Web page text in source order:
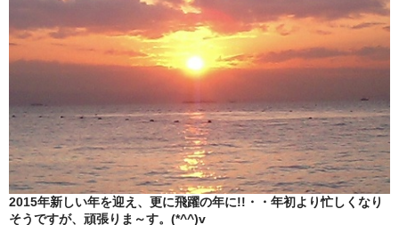
刺身セット
身欠き
その他ふぐセット
特定商取引法に基づく表示
2015年新しい年を迎え、更に飛躍の年に!!・・年初より忙しくなり
そうですが、頑張りま～す。(*^^)v